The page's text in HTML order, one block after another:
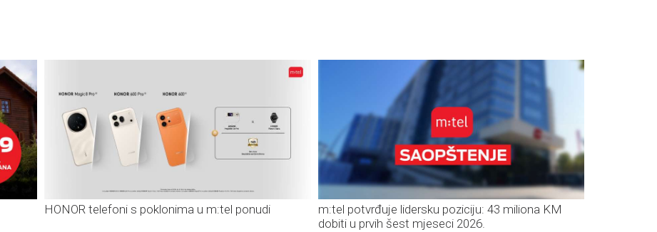
HONOR telefoni s poklonima u m:tel ponudi
m:tel potvrđuje lidersku poziciju: 43 miliona KM
dobiti u prvih šest mjeseci 2026.